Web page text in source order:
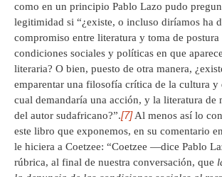
como en un principio Pablo Lazo pudo
legitimidad si “¿existe, o incluso diríamos ha
compromiso entre literatura y toma de postura
condiciones sociales y políticas en que
literaria? O bien, puesto de otra manera,
emparentar una filosofía crítica de la cultura
cual demandaría una acción, y la literatura de
del autor sudafricano?”.[7]Al menos así lo
este libro que exponemos, en su comentario
le hiciera a Coetzee: “Coetzee —dice Pablo
rúbrica, al final de nuestra conversación, que